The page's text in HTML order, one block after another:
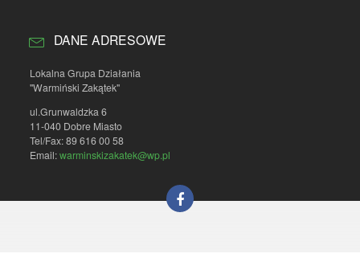
DANE ADRESOWE
Lokalna Grupa Działania
"Warmiński Zakątek"
ul.Grunwaldzka 6
11-040 Dobre Miasto
Tel/Fax: 89 616 00 58
Email:warminskizakatek@wp.pl